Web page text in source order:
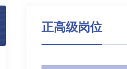
正高级岗位